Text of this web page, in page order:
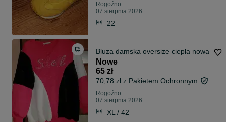
Rogoźno
07 sierpnia 2026
22
Bluza damska oversize ciepła nowa
Nowe
65 zł
70,78 zł z Pakietem Ochronnym
Rogoźno
07 sierpnia 2026
XL / 42